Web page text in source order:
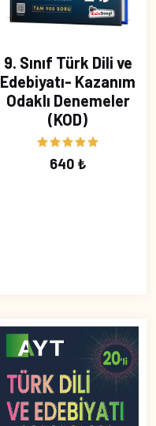
9. Sınıf Türk Dili ve
Edebiyatı- Kazanım
Odaklı Denemeler
(KOD)
640 ₺